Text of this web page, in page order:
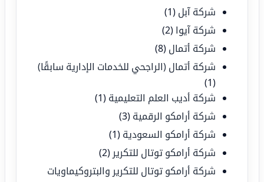
شركة آبل (1)
شركة آيوا (2)
شركة أتمال (8)
شركة أتمال (الراجحي للخدمات الإدارية سابقًا)
(1)
شركة أديب العلم التعليمية (1)
شركة أرامكو الرقمية (3)
شركة أرامكو السعودية (1)
شركة أرامكو توتال للتكرير (2)
شركة أرامكو توتال للتكرير والبتروكيماويات